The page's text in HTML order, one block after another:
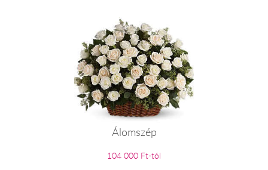
Álomszép
104 000 Ft-tól